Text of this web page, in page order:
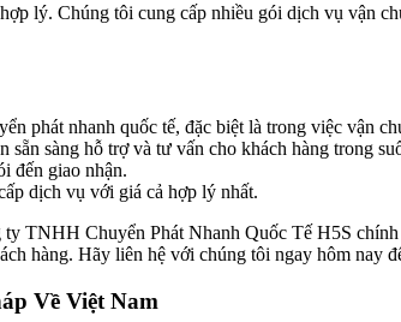
lý. Chúng tôi cung cấp nhiều gói dịch vụ vận
phát nhanh quốc tế, đặc biệt là trong việc vận
sàng hỗ trợ và tư vấn cho khách hàng trong
đến giao nhận.
dịch vụ với giá cả hợp lý nhất.
TNHH Chuyển Phát Nhanh Quốc Tế H5S
hàng. Hãy liên hệ với chúng tôi ngay hôm nay
Về Việt Nam